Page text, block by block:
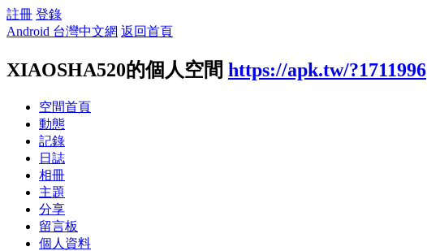
註冊 登錄
Android 台灣中文網 返回首頁
XIAOSHA520的個人空間 https://apk.tw/?1711996
空間首頁
動態
記錄
日誌
相冊
主題
分享
留言板
個人資料